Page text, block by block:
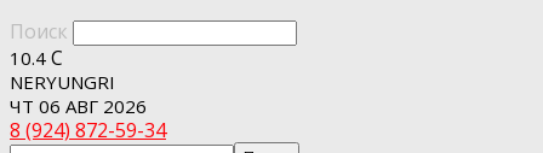
Поиск
10.4 C
NERYUNGRI
ЧТ 06 АВГ 2026
8 (924) 872-59-34